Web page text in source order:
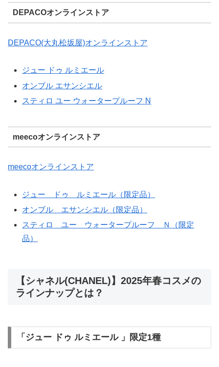
DEPACOオンラインストア
DEPACO(大丸松坂屋)オンラインストア
ジュー ドゥ ルミエール
オンブル エサンシエル
スティロ ユー ウォータープルーフ N
meecoオンラインストア
meecoオンラインストア
ジュー ドゥ ルミエール（限定品）
オンブル エサンシエル（限定品）
スティロ ユー ウォータープルーフ Ｎ（限定
品）
【シャネル(CHANEL)】2025年春コスメの
ラインナップとは？
「ジュー ドゥ ルミエール 」限定1種